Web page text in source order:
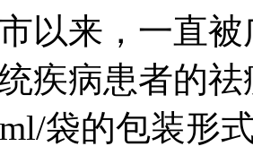
以来，一
疾病患者的祛
袋的包装形式